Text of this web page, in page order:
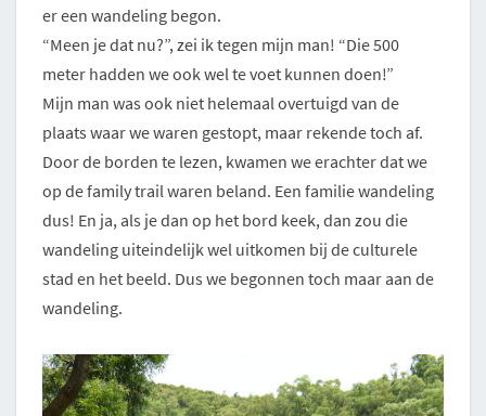
er een wandeling begon.
“Meen je dat nu?”, zei ik tegen mijn man! “Die 500
meter hadden we ook wel te voet kunnen doen!”
Mijn man was ook niet helemaal overtuigd van de
plaats waar we waren gestopt, maar rekende toch af.
Door de borden te lezen, kwamen we erachter dat we
op de family trail waren beland. Een familie wandeling
dus! En ja, als je dan op het bord keek, dan zou die
wandeling uiteindelijk wel uitkomen bij de culturele
stad en het beeld. Dus we begonnen toch maar aan de
wandeling.